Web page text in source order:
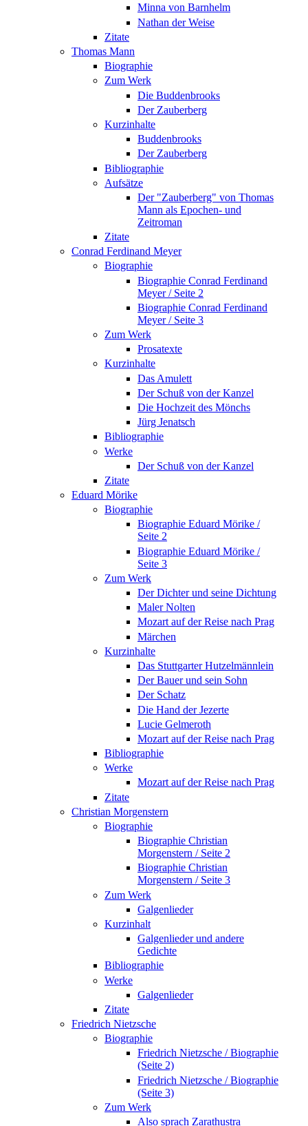
Minna von Barnhelm
Nathan der Weise
Zitate
Thomas Mann
Biographie
Zum Werk
Die Buddenbrooks
Der Zauberberg
Kurzinhalte
Buddenbrooks
Der Zauberberg
Bibliographie
Aufsätze
Der "Zauberberg" von Thomas
Mann als Epochen- und
Zeitroman
Zitate
Conrad Ferdinand Meyer
Biographie
Biographie Conrad Ferdinand
Meyer / Seite 2
Biographie Conrad Ferdinand
Meyer / Seite 3
Zum Werk
Prosatexte
Kurzinhalte
Das Amulett
Der Schuß von der Kanzel
Die Hochzeit des Mönchs
Jürg Jenatsch
Bibliographie
Werke
Der Schuß von der Kanzel
Zitate
Eduard Mörike
Biographie
Biographie Eduard Mörike /
Seite 2
Biographie Eduard Mörike /
Seite 3
Zum Werk
Der Dichter und seine Dichtung
Maler Nolten
Mozart auf der Reise nach Prag
Märchen
Kurzinhalte
Das Stuttgarter Hutzelmännlein
Der Bauer und sein Sohn
Der Schatz
Die Hand der Jezerte
Lucie Gelmeroth
Mozart auf der Reise nach Prag
Bibliographie
Werke
Mozart auf der Reise nach Prag
Zitate
Christian Morgenstern
Biographie
Biographie Christian
Morgenstern / Seite 2
Biographie Christian
Morgenstern / Seite 3
Zum Werk
Galgenlieder
Kurzinhalt
Galgenlieder und andere
Gedichte
Bibliographie
Werke
Galgenlieder
Zitate
Friedrich Nietzsche
Biographie
Friedrich Nietzsche / Biographie
(Seite 2)
Friedrich Nietzsche / Biographie
(Seite 3)
Zum Werk
Also sprach Zarathustra